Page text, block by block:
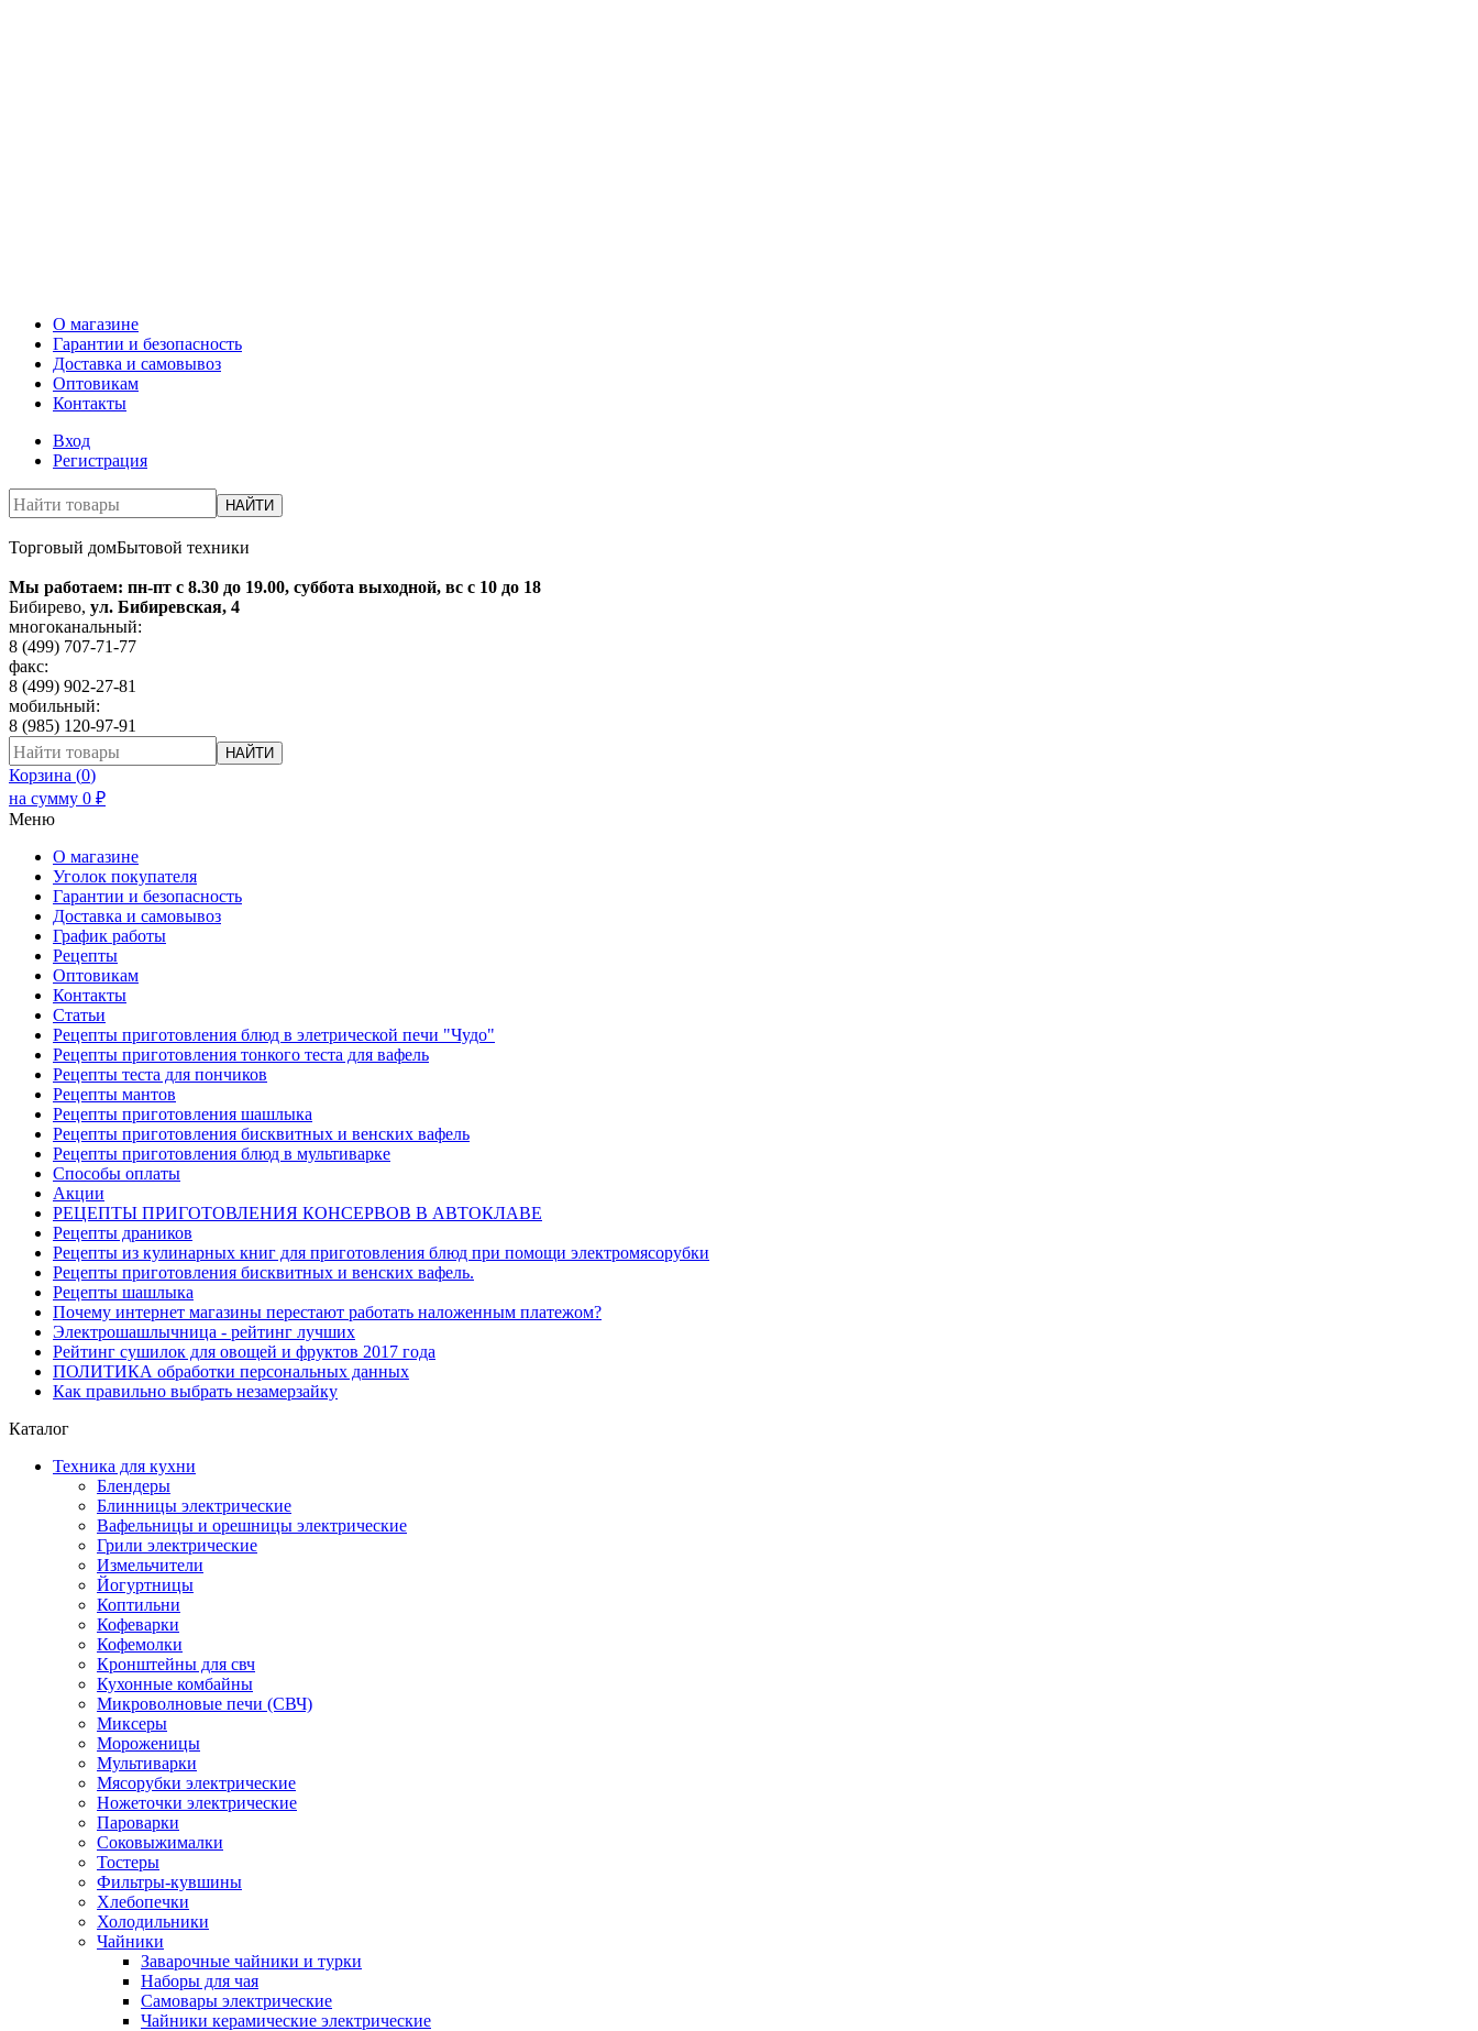
О магазине
Гарантии и безопасность
Доставка и самовывоз
Оптовикам
Контакты
Вход
Регистрация
НАЙТИ
Торговый домБытовой техники
Мы работаем: пн-пт с 8.30 до 19.00, суббота выходной, вс с 10 до 18
Бибирево, ул. Бибиревская, 4
многоканальный:
8 (499) 707-71-77
факс:
8 (499) 902-27-81
мобильный:
8 (985) 120-97-91
НАЙТИ
Корзина (0)
на сумму 0 ₽
Меню
О магазине
Уголок покупателя
Гарантии и безопасность
Доставка и самовывоз
График работы
Рецепты
Оптовикам
Контакты
Статьи
Рецепты приготовления блюд в элетрической печи "Чудо"
Рецепты приготовления тонкого теста для вафель
Рецепты теста для пончиков
Рецепты мантов
Рецепты приготовления шашлыка
Рецепты приготовления бисквитных и венских вафель
Рецепты приготовления блюд в мультиварке
Способы оплаты
Акции
РЕЦЕПТЫ ПРИГОТОВЛЕНИЯ КОНСЕРВОВ В АВТОКЛАВЕ
Рецепты драников
Рецепты из кулинарных книг для приготовления блюд при помощи электромясорубки
Рецепты приготовления бисквитных и венских вафель.
Рецепты шашлыка
Почему интернет магазины перестают работать наложенным платежом?
Электрошашлычница - рейтинг лучших
Рейтинг сушилок для овощей и фруктов 2017 года
ПОЛИТИКА обработки персональных данных
Как правильно выбрать незамерзайку
Каталог
Техника для кухни
Блендеры
Блинницы электрические
Вафельницы и орешницы электрические
Грили электрические
Измельчители
Йогуртницы
Коптильни
Кофеварки
Кофемолки
Кронштейны для свч
Кухонные комбайны
Микроволновые печи (СВЧ)
Миксеры
Мороженицы
Мультиварки
Мясорубки электрические
Ножеточки электрические
Пароварки
Соковыжималки
Тостеры
Фильтры-кувшины
Хлебопечки
Холодильники
Чайники
Заварочные чайники и турки
Наборы для чая
Самовары электрические
Чайники керамические электрические